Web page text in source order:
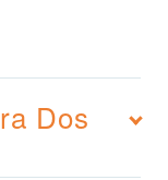
Dos